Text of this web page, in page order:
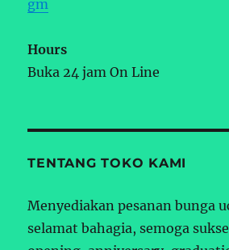
gm
Hours
Buka 24 jam On Line
TENTANG TOKO KAMI
Menyediakan pesanan bunga
selamat bahagia, semoga